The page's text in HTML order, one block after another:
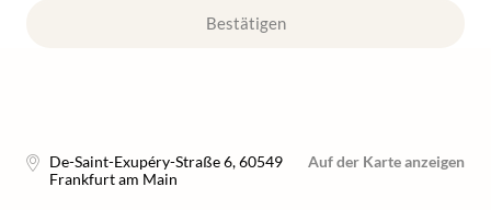
Bestätigen
De-Saint-Exupéry-Straße 6,60549
Frankfurt am Main
Auf der Karte anzeigen